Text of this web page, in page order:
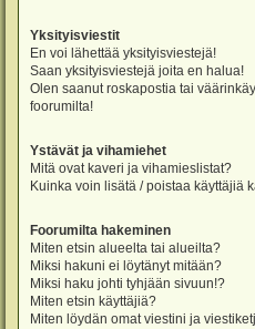
Yksityisviestit
En voi lähettää yksityisviestejä!
Saan yksityisviestejä joita en halua!
Olen saanut roskapostia tai
foorumilta!
Ystävät ja vihamiehet
Mitä ovat kaveri ja vihamieslistat?
Kuinka voin lisätä / poistaa käyttäjiä
Foorumilta hakeminen
Miten etsin alueelta tai alueilta?
Miksi hakuni ei löytänyt mitään?
Miksi haku johti tyhjään sivuun!?
Miten etsin käyttäjiä?
Miten löydän omat viestini ja